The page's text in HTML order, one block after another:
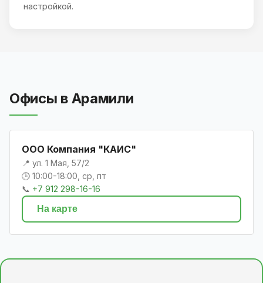
настройкой.
Офисы в Арамили
ООО Компания "КАИС"
📍 ул. 1 Мая, 57/2
🕒 10:00-18:00, ср, пт
📞 +7 912 298-16-16
На карте